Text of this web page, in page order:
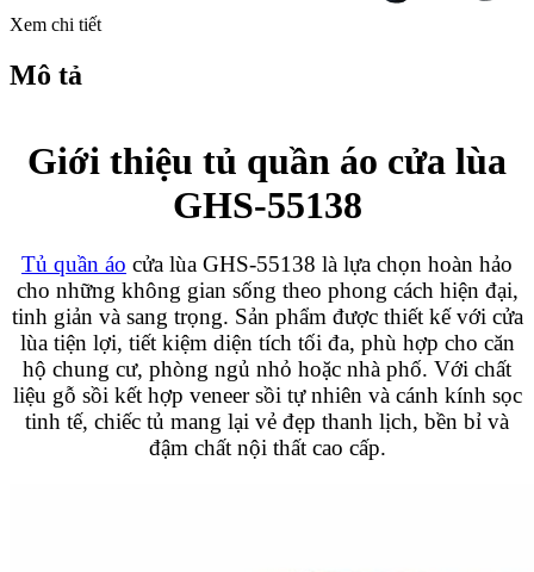
Xem chi tiết
Mô tả
Giới thiệu tủ quần áo cửa lùa
GHS-55138
Tủ quần áo cửa lùa GHS-55138 là lựa chọn hoàn hảo
cho những không gian sống theo phong cách hiện đại,
tinh giản và sang trọng. Sản phẩm được thiết kế với cửa
lùa tiện lợi, tiết kiệm diện tích tối đa, phù hợp cho căn
hộ chung cư, phòng ngủ nhỏ hoặc nhà phố. Với chất
liệu gỗ sồi kết hợp veneer sồi tự nhiên và cánh kính sọc
tinh tế, chiếc tủ mang lại vẻ đẹp thanh lịch, bền bỉ và
đậm chất nội thất cao cấp.